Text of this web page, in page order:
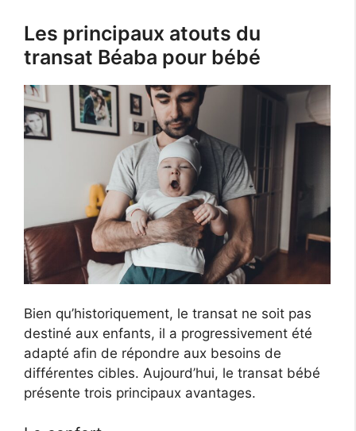
Les principaux atouts du
transat Béaba pour bébé
Bien qu’historiquement, le transat ne soit pas
destiné aux enfants, il a progressivement été
adapté afin de répondre aux besoins de
différentes cibles. Aujourd’hui, le transat bébé
présente trois principaux avantages.